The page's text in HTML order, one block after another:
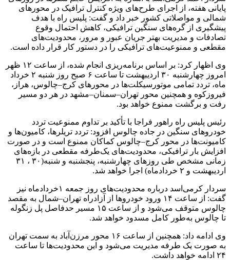
پایانی هفته، از اجرای طرح‌های ویژه کنترل ترافیک در محورهای
شمالی و مواصلاتی کشور خبر داد و گفت: پلیس راه با هدف
پیشگیری از گره‌های سنگین ترافیکی، کاهش احتمال وقوع
تصادفات و مدیریت بهتر جریان عبور و مرور، محدودیت‌های
مقطعی و ممنوعیت‌های ترافیکی را در دستور کار قرار داده است.
وی اظهار کرد: بر اساس برنامه‌ریزی انجام‌ شده، از ساعت ۱۲ ظهر
امروز چهارشنبه ۳۰ اردیبهشت تا ساعت ۶ صبح روز شنبه ۲ خرداد
ماه، تردد تمامی موتورسیکلت‌ها در محورهای کرج–چالوس، هراز،
فیروزکوه و همچنین محور تهران–سمنان–مشهد در هر دو مسیر
رفت و برگشت ممنوع خواهد بود.
رئیس پلیس راه راهور فراجا با تأکید بر تداوم ممنوعیت تردد
خودروهای سنگین در جاده چالوس افزود: تردد تریلرها، کامیون‌ها و
کامیونت‌ها در محور کرج–چالوس کماکان ممنوع است و در صورت
افزایش بار ترافیکی، محدودیت‌های یک‌طرفه مقطعی در بازه‌های
زمانی مشخص طی روزهای چهارشنبه، پنجشنبه و شنبه(۳۰ ، ۳۱
اردیبهشت و ۲ خردادماه) اجرا خواهد شد.
سردار کرمی‌اسد درباره محدودیت‌های روز جمعه ۱خردادماه نیز
گفت: از ساعت ۱۴ ورود خودروها از آزادراه تهران–شمال به مقصد
چالوس متوقف می‌شود و از ساعت ۱۵ مسیر حدفاصل پل زنگوله
تا چالوس به‌طور کامل مسدود خواهد شد.
وی ادامه داد: همچنین از ساعت ۱۶ محور مرزن‌آباد به سمت تهران
به‌ صورت یک‌ طرفه مدیریت می‌شود و این محدودیت‌ها تا ساعت
۲۴ ادامه خواهد داشت.